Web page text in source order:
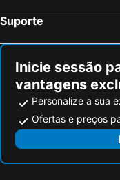
Suporte
Inicie sessão
vantagens
Personalize a sua
Ofertas e preços